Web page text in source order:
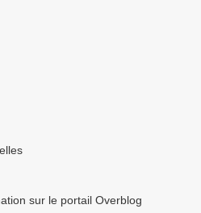
sur le portail Overblog